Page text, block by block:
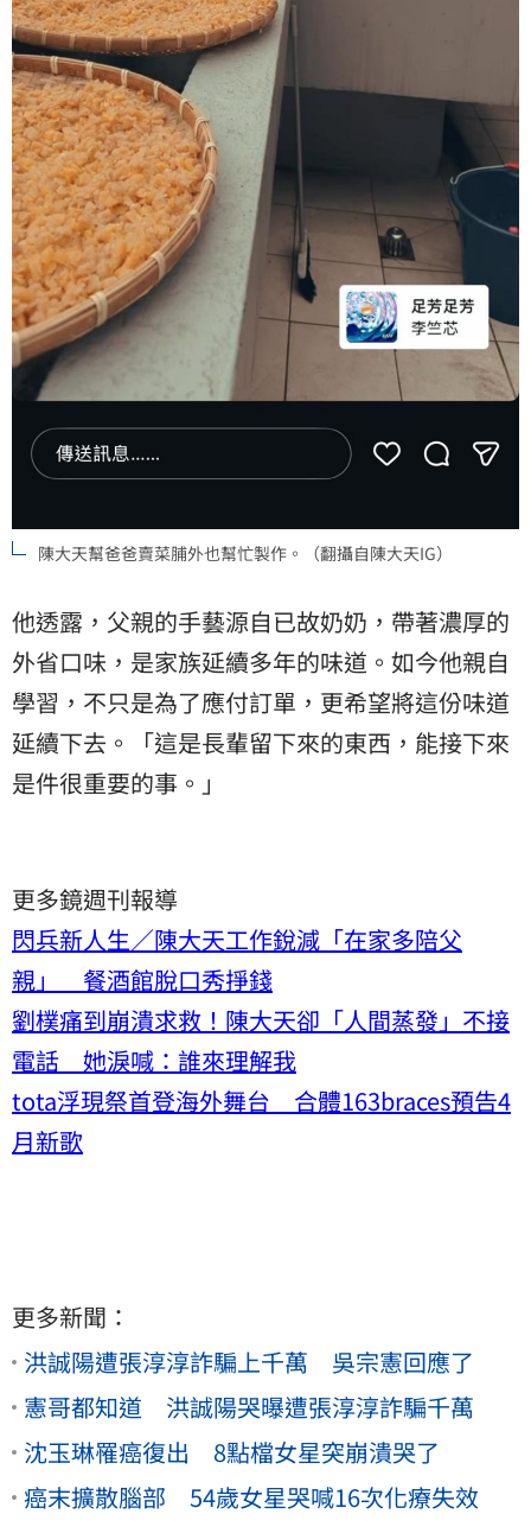
陳大天幫爸爸賣菜脯外也幫忙製作。（翻攝自陳大天IG）
他透露，父親的手藝源自已故奶奶，帶著濃厚的
外省口味，是家族延續多年的味道。如今他親自
學習，不只是為了應付訂單，更希望將這份味道
延續下去。「這是長輩留下來的東西，能接下來
是件很重要的事。」
更多鏡週刊報導
閃兵新人生／陳大天工作銳減「在家多陪父
親」 餐酒館脫口秀掙錢
劉樸痛到崩潰求救！陳大天卻「人間蒸發」不接
電話 她淚喊：誰來理解我
tota浮現祭首登海外舞台 合體163braces預告4
月新歌
更多新聞：
洪誠陽遭張淳淳詐騙上千萬 吳宗憲回應了
憲哥都知道 洪誠陽哭曝遭張淳淳詐騙千萬
沈玉琳罹癌復出 8點檔女星突崩潰哭了
癌末擴散腦部 54歲女星哭喊16次化療失效